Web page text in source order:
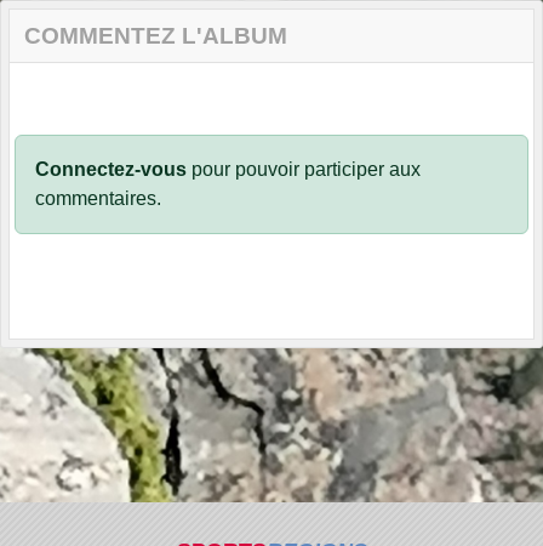
COMMENTEZ L'ALBUM
Connectez-vous pour pouvoir participer aux
commentaires.